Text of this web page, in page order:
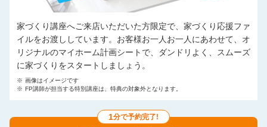
家づくり講座へご来店いただいた方限定で、家づくり応援ファ
イルをお渡ししています。お客様お一人お一人にあわせて、オ
リジナルのマイホーム計画シートで、ダンドリよく、スムーズ
に家づくりをスタートしましょう。
※ 画像はイメージです
※ FP講師が担当する特別講座は、特典の対象外となります。
1分で予約完了!